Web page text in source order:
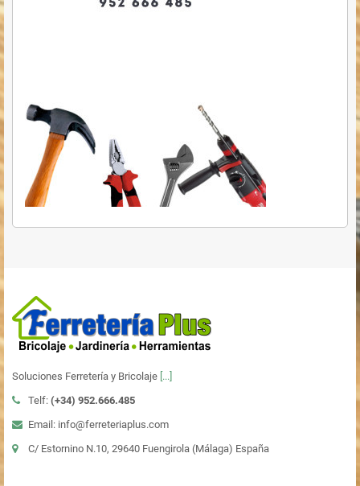
Soluciones Ferretería y Bricolaje [...]
Telf: (+34) 952.666.485
Email: info@ferreteriaplus.com
C/ Estornino N.10, 29640 Fuengirola (Málaga) España